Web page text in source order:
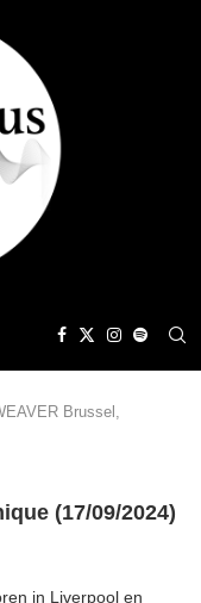
Brussel,
(17/09/2024)
in Liverpool en